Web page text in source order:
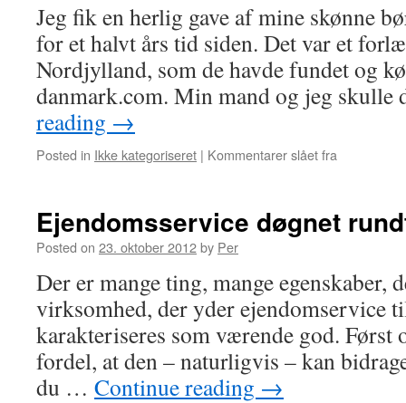
Jeg fik en herlig gave af mine skønne
for et halvt års tid siden. Det var et
Nordjylland, som de havde fundet og
danmark.com. Min mand og jeg
reading →
Posted in Ikke kategoriseret | Kommentarer slået fra
Ejendomsservice døgnet
Posted on 23. oktober 2012by Per
Der er mange ting, mange egenskaber,
virksomhed, der yder ejendomservice
karakteriseres som værende god. Først
fordel, at den – naturligvis – kan
du … Continue reading →